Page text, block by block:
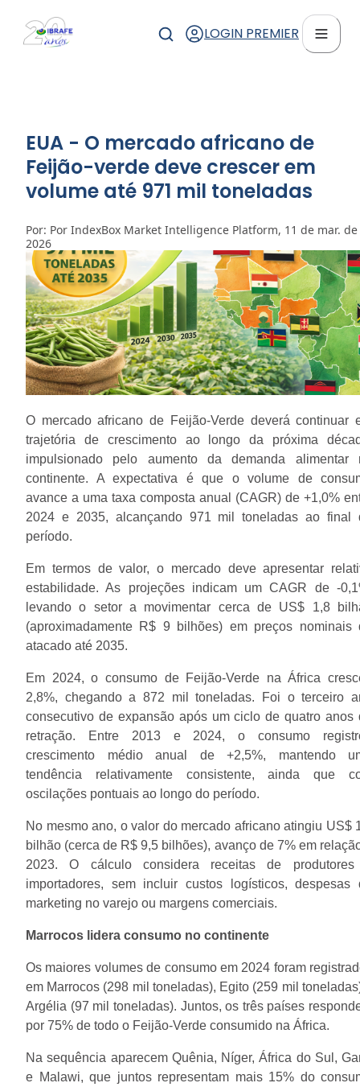
LOGIN PREMIER
EUA - O mercado africano de
Feijão-verde deve crescer em
volume até 971 mil toneladas
Por: Por IndexBox Market Intelligence Platform, 11 de mar. de
2026
O mercado africano de Feijão-Verde deverá continuar
trajetória de crescimento ao longo da próxima
impulsionado pelo aumento da demanda alimentar
continente. A expectativa é que o volume de
avance a uma taxa composta anual (CAGR) de +1,0%
2024 e 2035, alcançando 971 mil toneladas ao final
período.
Em termos de valor, o mercado deve apresentar
estabilidade. As projeções indicam um CAGR de -
levando o setor a movimentar cerca de US$ 1,8
(aproximadamente R$ 9 bilhões) em preços nominais
atacado até 2035.
Em 2024, o consumo de Feijão-Verde na África
2,8%, chegando a 872 mil toneladas. Foi o terceiro
consecutivo de expansão após um ciclo de quatro anos
retração. Entre 2013 e 2024, o consumo
crescimento médio anual de +2,5%, mantendo
tendência relativamente consistente, ainda que
oscilações pontuais ao longo do período.
No mesmo ano, o valor do mercado africano atingiu US$
bilhão (cerca de R$ 9,5 bilhões), avanço de 7% em
2023. O cálculo considera receitas de
importadores, sem incluir custos logísticos, despesas
marketing no varejo ou margens comerciais.
Marrocos lidera consumo no continente
Os maiores volumes de consumo em 2024 foram
em Marrocos (298 mil toneladas), Egito (259 mil
Argélia (97 mil toneladas). Juntos, os três países
por 75% de todo o Feijão-Verde consumido na África.
Na sequência aparecem Quênia, Níger, África do Sul,
e Malawi, que juntos representam mais 15% do